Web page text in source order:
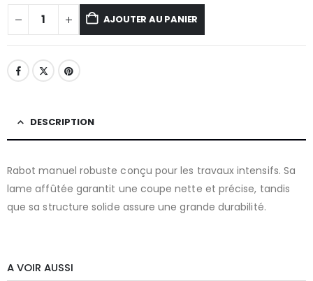
AJOUTER AU PANIER
DESCRIPTION
Rabot manuel robuste conçu pour les travaux intensifs. Sa
lame affûtée garantit une coupe nette et précise, tandis
que sa structure solide assure une grande durabilité.
A VOIR AUSSI